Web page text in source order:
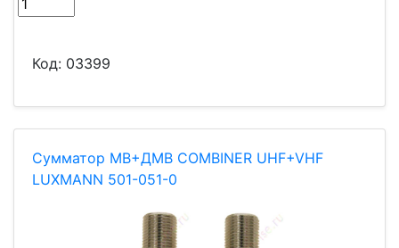
Код: 03399
Сумматор МВ+ДМВ СOMBINER UHF+VHF
LUXMANN 501-051-0